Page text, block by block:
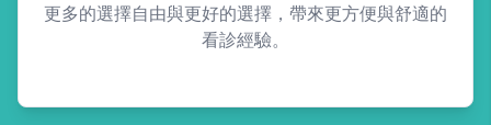
更多的選擇自由與更好的選擇，帶來更方便與舒適的
看診經驗。